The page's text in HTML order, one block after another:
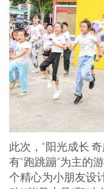
此次，“阳光成长
有“跑跳蹦”为主的
个精心为小朋友设